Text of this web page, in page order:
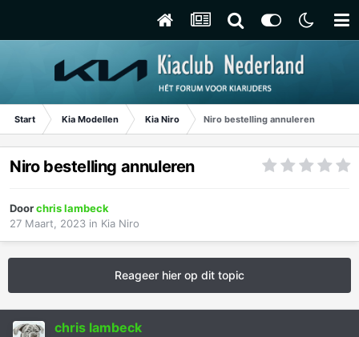
Start Kia Modellen Kia Niro Niro bestelling annuleren
Niro bestelling annuleren
Doorchris lambeck
27 Maart, 2023 in Kia Niro
Reageer hier op dit topic
chris lambeck